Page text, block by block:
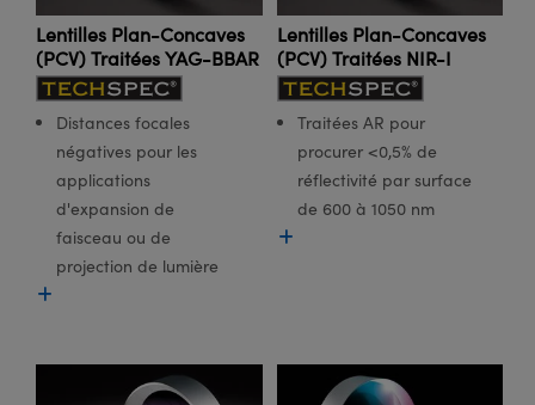
Lentilles Plan-Concaves
(PCV) Traitées YAG-BBAR
Distances focales
négatives pour les
applications
d'expansion de
faisceau ou de
projection de lumière
Lentilles Plan-Concaves
(PCV) Traitées NIR-I
Traitées AR pour
procurer <0,5% de
réflectivité par surface
de 600 à 1050 nm